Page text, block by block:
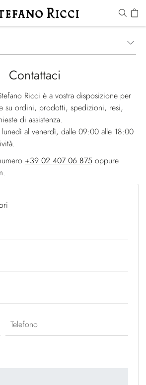
Contattaci
Ricci è a vostra disposizione per
su ordini, prodotti, spedizioni, resi,
di assistenza.
al venerdì, dalle 09:00 alle 18:00
+39 02 407 06 875 oppure
Telefono